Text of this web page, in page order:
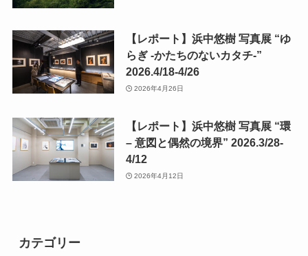
【レポート】浜中悠樹 写真展 “ゆ
らぎ -かたちのないカタチ-”
2026.4/18-4/26
2026年4月26日
【レポート】浜中悠樹 写真展 “環
– 意図と偶然の境界” 2026.3/28-
4/12
2026年4月12日
カテゴリー